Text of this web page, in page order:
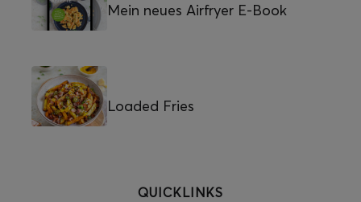
Mein neues Airfryer E-Book
Loaded Fries
QUICKLINKS